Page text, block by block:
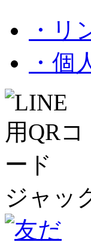
・リ
・個
ジャッ